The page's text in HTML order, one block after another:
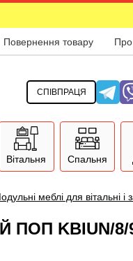
Повернення товару
СПІВПРАЦЯ
Вітальня Спальня
меблі для вітальні і
ПОП KBIUN/